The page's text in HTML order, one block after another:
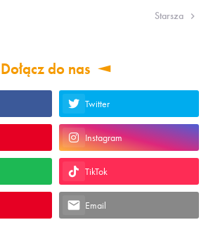
Starsza
Dołącz do nas
Twitter
Instagram
TikTok
Email